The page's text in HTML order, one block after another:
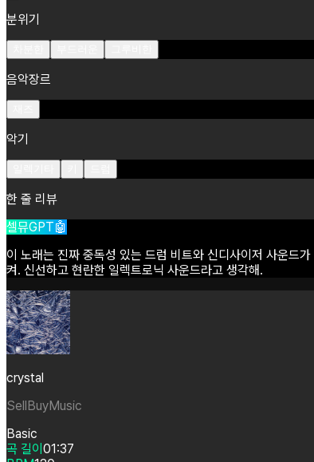
분위기
음악장르
악기
한 줄 리뷰
셀뮤GPT🤖
이 노래는 진짜 중독성 있는 드럼 비트와 신디사이저 사운드가
켜. 신선하고 현란한 일렉트로닉 사운드라고 생각해.
crystal
SellBuyMusic
Basic
곡 길이 01:37